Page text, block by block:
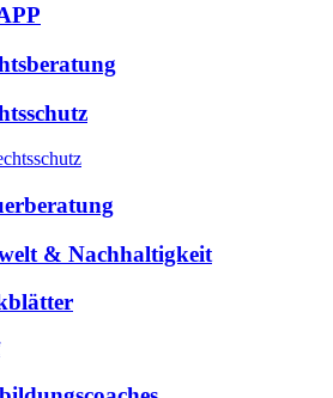
& Nachhaltigkeit